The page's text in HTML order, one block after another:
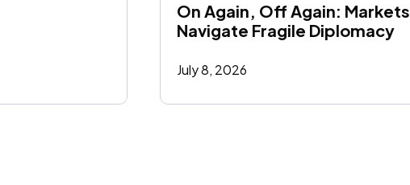
On Again, Off Again: Markets
Navigate Fragile Diplomacy
July 8, 2026